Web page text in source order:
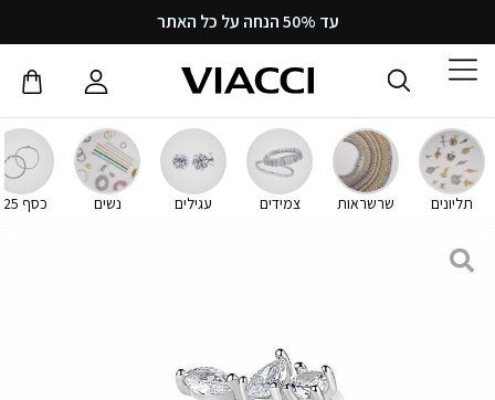
עד 50% הנחה על כל האתר
תליונים שרשראות צמידים עגילים נשים כסף 925